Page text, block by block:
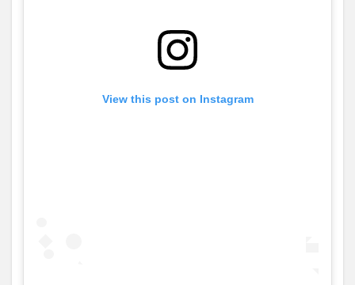
View this post on Instagram